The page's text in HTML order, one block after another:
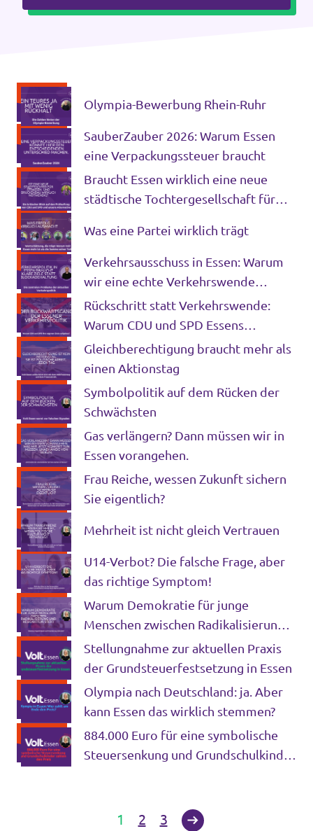
Olympia-Bewerbung Rhein-Ruhr
SauberZauber 2026: Warum Essen
eine Verpackungssteuer braucht
Braucht Essen wirklich eine neue
städtische Tochtergesellschaft für
Was eine Partei wirklich trägt
Verkehrsausschuss in Essen: Warum
wir eine echte Verkehrswende
brauchen und wie sie gelingt
Rückschritt statt Verkehrswende:
Warum CDU und SPD Essens
Mobilitätspolitik ausbremsen
Gleichberechtigung braucht mehr als
einen Aktionstag
Symbolpolitik auf dem Rücken der
Schwächsten
Gas verlängern? Dann müssen wir in
Essen vorangehen.
Frau Reiche, wessen Zukunft sichern
Sie eigentlich?
Mehrheit ist nicht gleich Vertrauen
U14-Verbot? Die falsche Frage, aber
das richtige Symptom!
Warum Demokratie für junge
Menschen zwischen Radikalisierung
und Resignation steht
Stellungnahme zur aktuellen Praxis
der Grundsteuerfestsetzung in Essen
Olympia nach Deutschland: ja. Aber
kann Essen das wirklich stemmen?
884.000 Euro für eine symbolische
Steuersenkung und Grundschulkinder
1 2 3